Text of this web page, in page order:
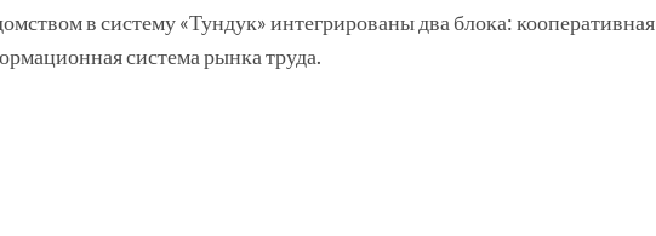
в систему «Тундук» интегрированы два блока: кооперативная
система рынка труда.